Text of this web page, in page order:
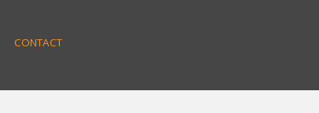
CONTACT